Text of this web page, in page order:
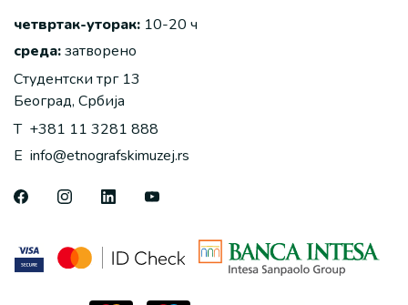
четвртак-уторак: 10-20 ч
среда:затворено
Студентски трг 13
Београд, Србија
T +381 11 3281 888
E info@etnografskimuzej.rs